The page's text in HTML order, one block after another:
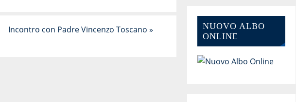
Incontro con Padre Vincenzo Toscano »
NUOVO ALBO
ONLINE